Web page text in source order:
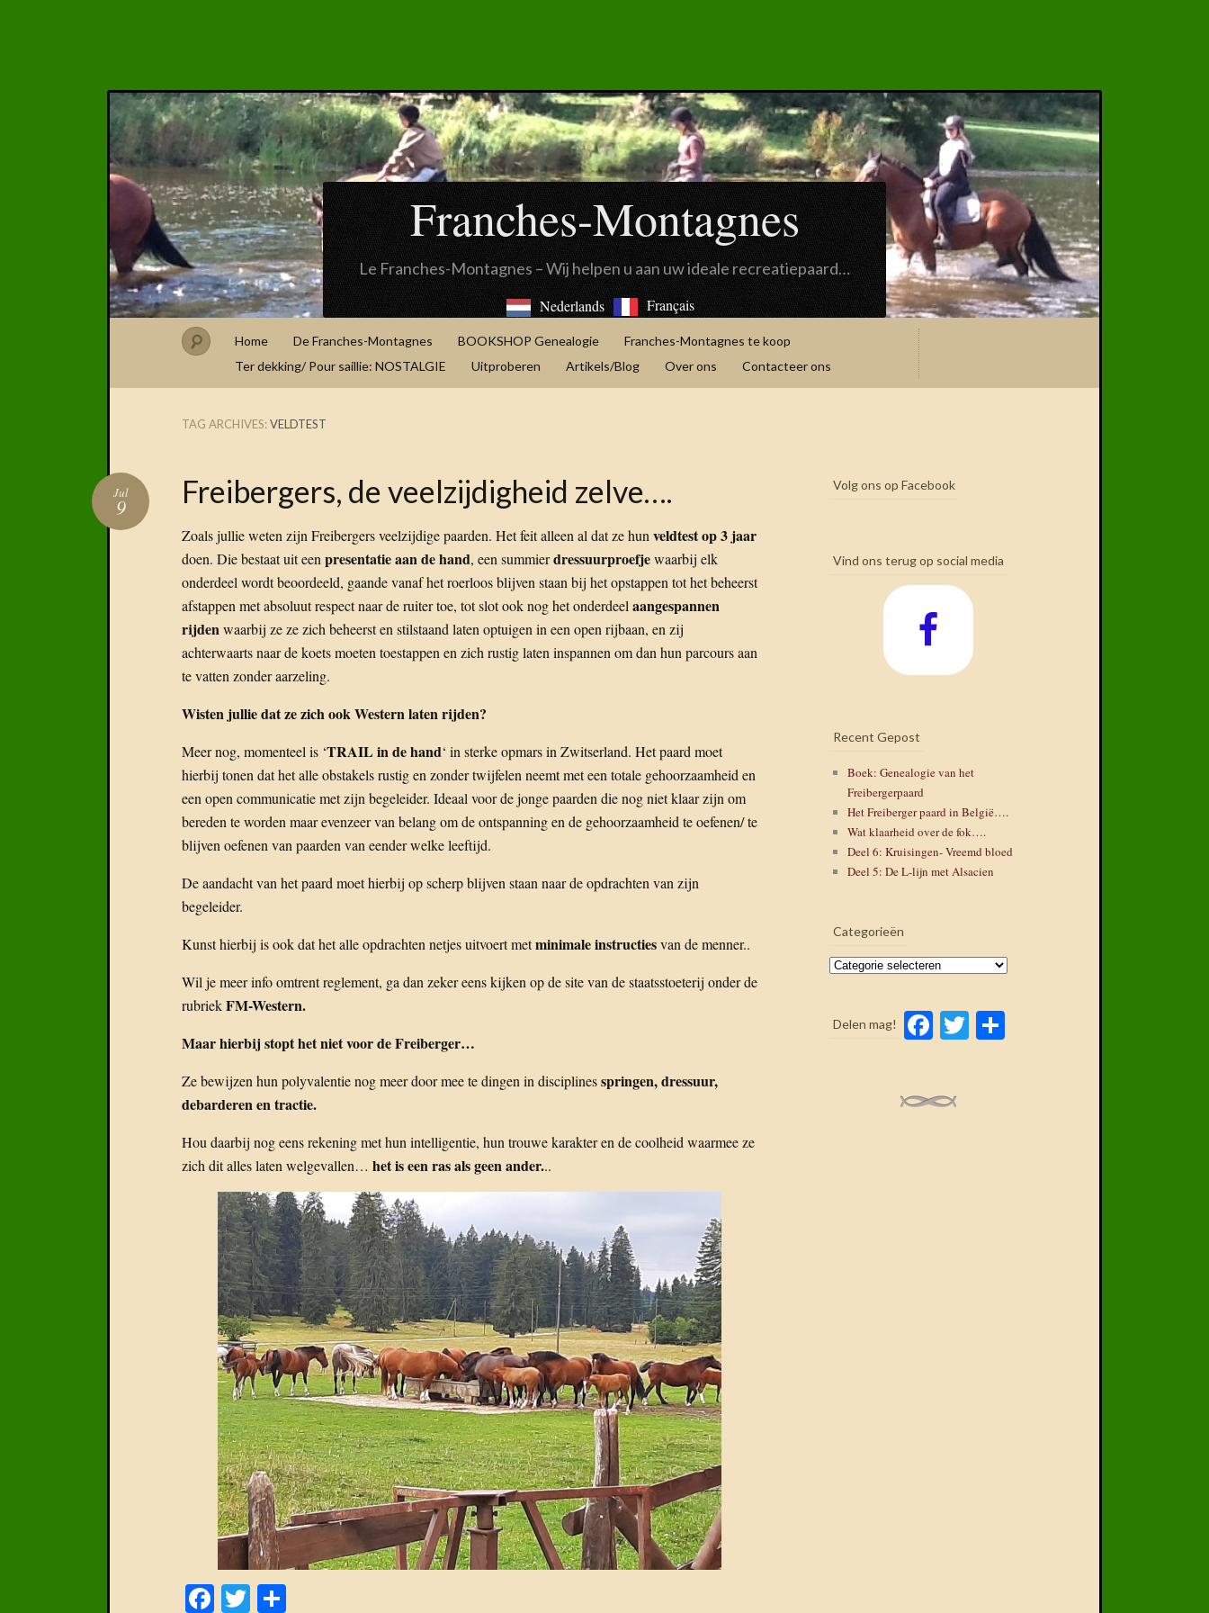
Franches-Montagnes
Le Franches-Montagnes – Wij helpen u aan uw ideale recreatiepaard…
Nederlands Français
Home De Franches-Montagnes BOOKSHOP Genealogie
Franches-Montagnes te koop
Ter dekking/ Pour saillie: NOSTALGIE
Uitproberen Artikels/Blog Over ons Contacteer ons
TAG ARCHIVES:VELDTEST
Freibergers, de veelzijdigheid zelve….
Jul
9
Zoals jullie weten zijn Freibergers veelzijdige paarden. Het feit alleen al dat ze hun veldtest op 3 jaar
doen. Die bestaat uit een presentatie aan de hand, een summierdressuurproefjewaarbij elk
onderdeel wordt beoordeeld, gaande vanaf het roerloos blijven staan bij het opstappen tot het beheerst
afstappen met absoluut respect naar de ruiter toe, tot slot ook nog het onderdeel aangespannen
rijdenwaarbij ze ze zich beheerst en stilstaand laten optuigen in een open rijbaan, en zij
achterwaarts naar de koets moeten toestappen en zich rustig laten inspannen om dan hun parcours aan
te vatten zonder aarzeling.
Wisten jullie dat ze zich ook Western laten rijden?
Meer nog, momenteel is ‘TRAIL in de hand‘ in sterke opmars in Zwitserland. Het paard moet
hierbij tonen dat het alle obstakels rustig en zonder twijfelen neemt met een totale gehoorzaamheid en
een open communicatie met zijn begeleider. Ideaal voor de jonge paarden die nog niet klaar zijn om
bereden te worden maar evenzeer van belang om de ontspanning en de gehoorzaamheid te oefenen/ te
blijven oefenen van paarden van eender welke leeftijd.
De aandacht van het paard moet hierbij op scherp blijven staan naar de opdrachten van zijn
begeleider.
Kunst hierbij is ook dat het alle opdrachten netjes uitvoert metminimale instructiesvan de menner..
Wil je meer info omtrent reglement, ga dan zeker eens kijken op de site van de staatsstoeterij onder de
rubriekFM-Western.
Maar hierbij stopt het niet voor de Freiberger…
Ze bewijzen hun polyvalentie nog meer door mee te dingen in disciplinesspringen, dressuur,
debarderen en tractie.
Hou daarbij nog eens rekening met hun intelligentie, hun trouwe karakter en de coolheid waarmee ze
zich dit alles laten welgevallen… het is een ras als geen ander...
Facebook
Twitter
Volg ons op Facebook
Vind ons terug op social media
Recent Gepost
Boek: Genealogie van het
Freibergerpaard
Het Freiberger paard in België….
Wat klaarheid over de fok….
Deel 6: Kruisingen- Vreemd bloed
Deel 5: De L-lijn met Alsacien
Categorieën
Categorieën
Delen mag! Facebook
Twitter